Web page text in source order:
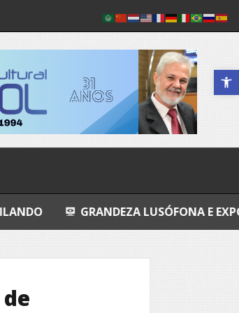
Abrir a
LUSÓFONA E EXPO-POEMAS